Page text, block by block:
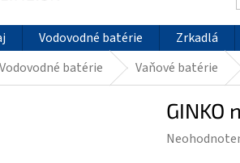
Vodovodné batérie Zrkadlá
Vodovodné batérie Vaňové batérie
Priemerné